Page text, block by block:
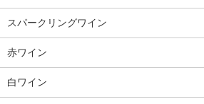
スパークリングワイン
赤ワイン
白ワイン